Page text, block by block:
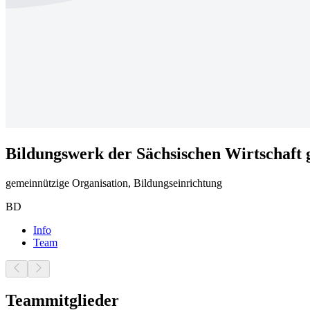
Bildungswerk der Sächsischen Wirtschaft
gemeinnützige Organisation, Bildungseinrichtung
BD
Info
Team
Teammitglieder